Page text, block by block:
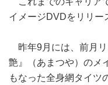
イメージDVDをリリー
昨年9月には、前月
艶』（あまつや）のメ
もなった全身網タイツ